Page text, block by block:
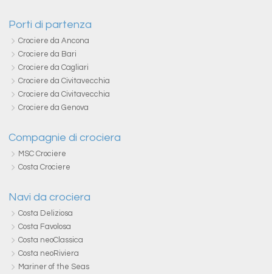
Porti di partenza
Crociere da Ancona
Crociere da Bari
Crociere da Cagliari
Crociere da Civitavecchia
Crociere da Civitavecchia
Crociere da Genova
Compagnie di crociera
MSC Crociere
Costa Crociere
Navi da crociera
Costa Deliziosa
Costa Favolosa
Costa neoClassica
Costa neoRiviera
Mariner of the Seas